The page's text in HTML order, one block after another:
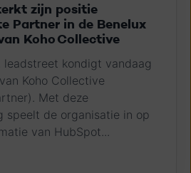
zijn​​ ​positie
Partner in de Benelux
Koho Collective
leadstreet kondigt vandaag
Koho Collective
Met deze
speelt de organisatie in op
van HubSpot...